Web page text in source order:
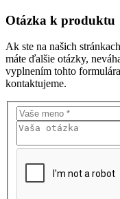
Otázka k produktu
Ak ste na našich
máte ďalšie otázky,
vyplnením tohto
kontaktujeme.